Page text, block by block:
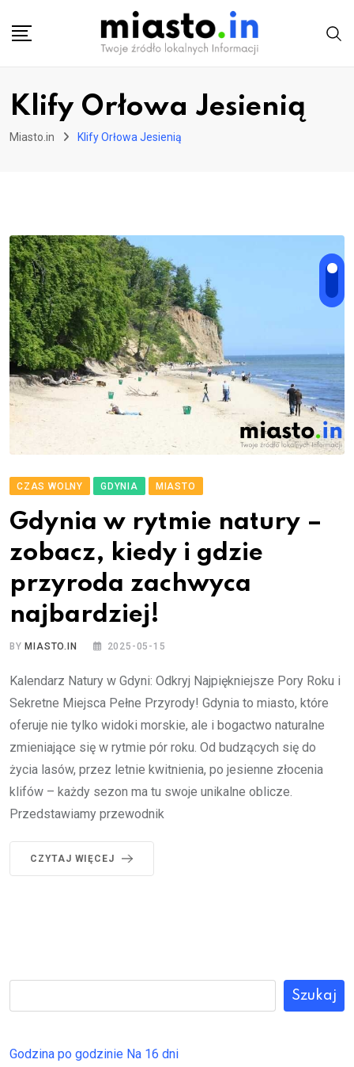
Klify Orłowa Jesienią
Miasto.in Klify Orłowa Jesienią
CZAS WOLNY GDYNIA MIASTO
Gdynia w rytmie natury –
zobacz, kiedy i gdzie
przyroda zachwyca
najbardziej!
BYMIASTO.IN 2025-05-15
Kalendarz Natury w Gdyni: Odkryj Najpiękniejsze Pory Roku i
Sekretne Miejsca Pełne Przyrody! Gdynia to miasto, które
oferuje nie tylko widoki morskie, ale i bogactwo naturalne
zmieniające się w rytmie pór roku. Od budzących się do
życia lasów, przez letnie kwitnienia, po jesienne złocenia
klifów – każdy sezon ma tu swoje unikalne oblicze.
Przedstawiamy przewodnik
CZYTAJ WIĘCEJ
Szukaj
Godzina po godzinie Na 16 dni